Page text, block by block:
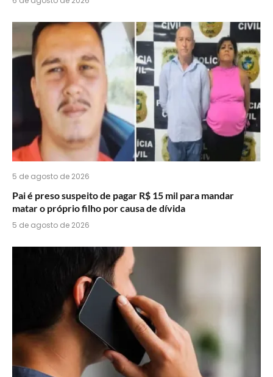
5 de agosto de 2026
Pai é preso suspeito de pagar R$ 15 mil para mandar
matar o próprio filho por causa de dívida
5 de agosto de 2026